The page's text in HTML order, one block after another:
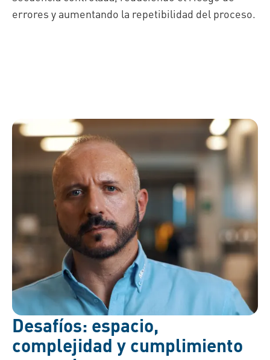
errores y aumentando la repetibilidad del proceso.
Desafíos: espacio,
complejidad y cumplimiento